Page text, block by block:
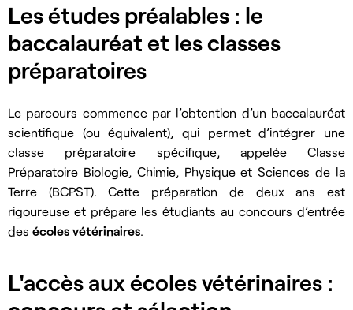
Les études préalables : le
baccalauréat et les classes
préparatoires
Le parcours commence par l’obtention d’un baccalauréat
scientifique (ou équivalent), qui permet d’intégrer une
classe préparatoire spécifique, appelée Classe
Préparatoire Biologie, Chimie, Physique et Sciences de la
Terre (BCPST). Cette préparation de deux ans est
rigoureuse et prépare les étudiants au concours d’entrée
des écoles vétérinaires.
L'accès aux écoles vétérinaires :